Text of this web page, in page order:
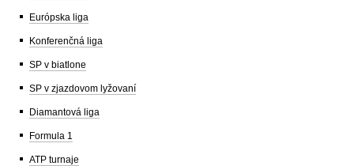
Európska liga
Konferenčná liga
SP v biatlone
SP v zjazdovom lyžovaní
Diamantová liga
Formula 1
ATP turnaje